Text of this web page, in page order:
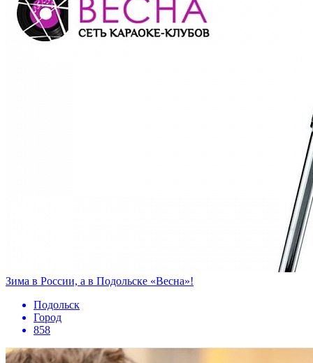
Зима в России, а в Подольске «Весна»!
Подольск
Город
858